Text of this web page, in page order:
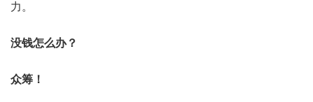
力。
没钱怎么办？
众筹！